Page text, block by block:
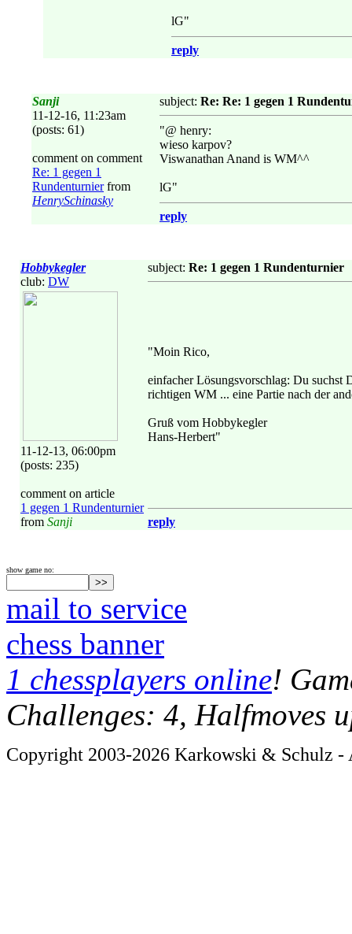
lG"
reply
Sanji
11-12-16, 11:23am
(posts: 61)
comment on comment
Re: 1 gegen 1
Rundenturnierfrom
HenrySchinasky
subject: Re: Re: 1 gegen 1
"@ henry:
wieso karpov?
Viswanathan Anand is WM^^
lG"
reply
Hobbykegler
club: DW
11-12-13, 06:00pm
(posts: 235)
comment on article
1 gegen 1 Rundenturnier
from Sanji
subject: Re: 1 gegen 1 Rundenturnier
"Moin Rico,
einfacher Lösungsvorschlag: Du suchst
richtigen WM ... eine Partie nach der
Gruß vom Hobbykegler
Hans-Herbert"
reply
show game no:
mail to service
chess banner
1 chessplayers online!
Challenges: 4, Halfmoves
Copyright 2003-2026 Karkowski & Schulz